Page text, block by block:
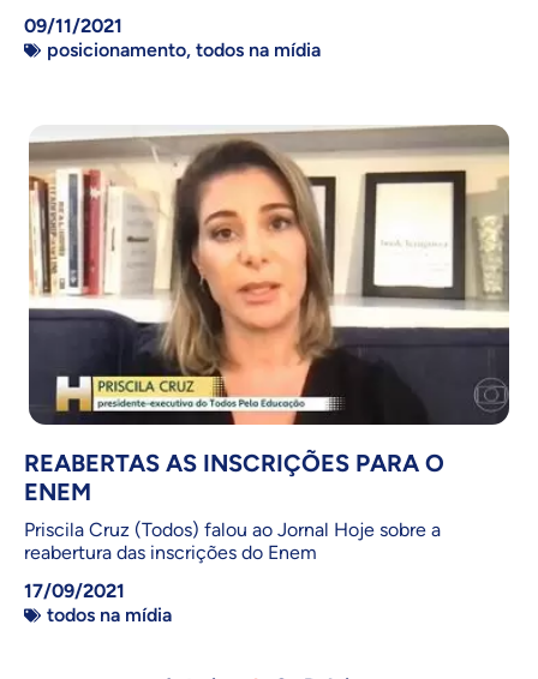
09/11/2021
posicionamento, todos na mídia
REABERTAS AS INSCRIÇÕES PARA O
ENEM
Priscila Cruz (Todos) falou ao Jornal Hoje sobre a
reabertura das inscrições do Enem
17/09/2021
todos na mídia